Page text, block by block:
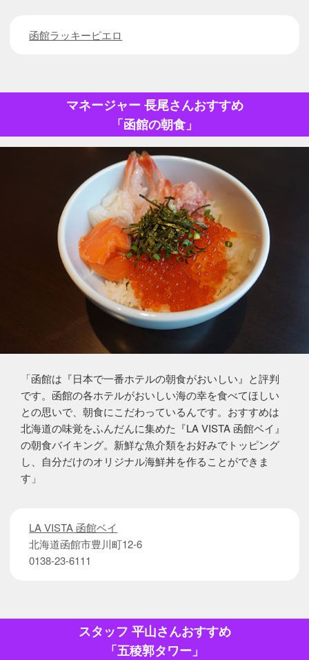
函館ラッキーピエロ
マネージャー 長尾さんおすすめ
「函館の朝食」
「函館は『日本で一番ホテルの朝食がおいしい』と評判
です。函館の各ホテルがおいしい海の幸を食べてほしい
との思いで、朝食にこだわっているんです。おすすめは
北海道の味覚をふんだんに集めた『LA VISTA 函館ベイ』
の朝食バイキング。新鮮な魚介類をお好みでトッピング
し、自分だけのオリジナル海鮮丼を作ることができま
す」
LA VISTA 函館ベイ
北海道函館市豊川町12-6
0138-23-6111
スタッフ 平山さんおすすめ
「五稜郭タワー」